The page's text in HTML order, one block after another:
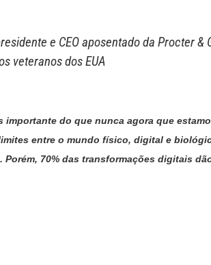
e CEO aposentado da Procter &
veteranos dos EUA
importante do que nunca agora que
entre o mundo físico, digital e
70% das transformações digitais